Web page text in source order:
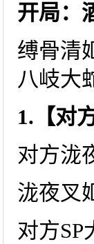
开局：
缚骨清
八岐大
1.【对
对方泷
泷夜叉
对方SP